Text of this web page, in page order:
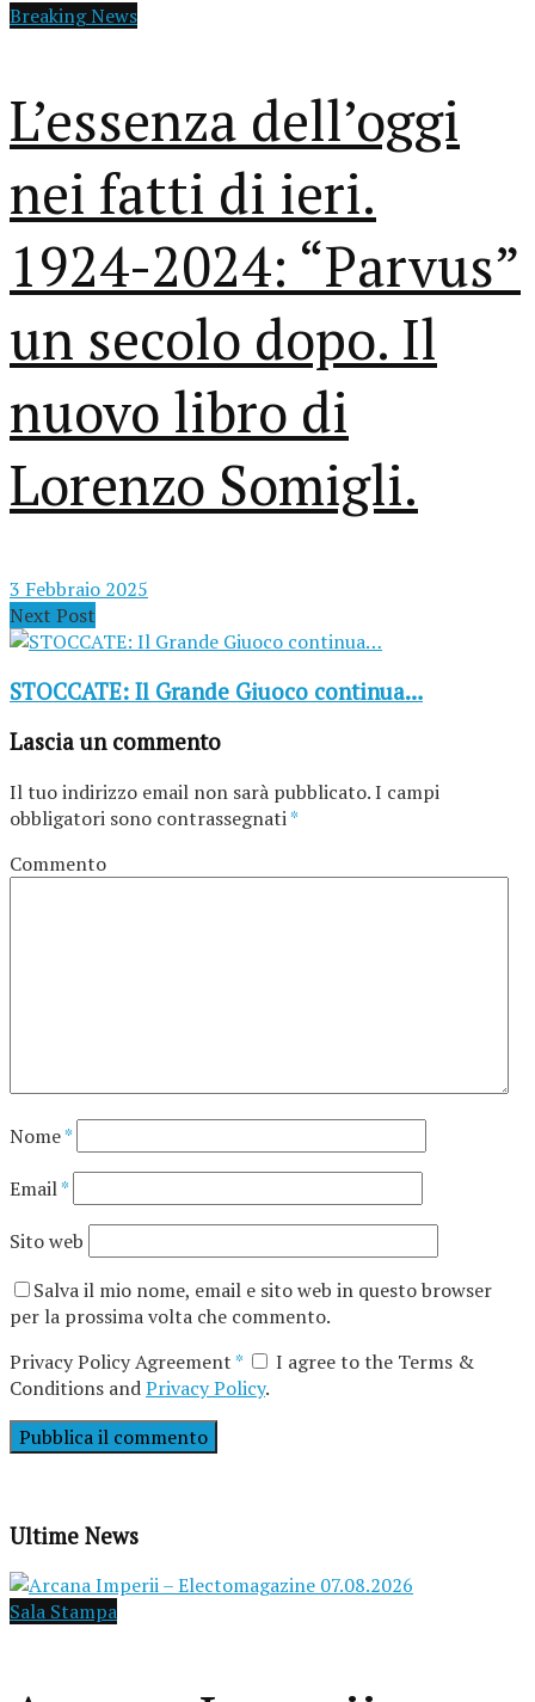
Breaking News
L’essenza dell’oggi
nei fatti di ieri.
1924-2024: “Parvus”
un secolo dopo. Il
nuovo libro di
Lorenzo Somigli.
3 Febbraio 2025
Next Post
STOCCATE: Il Grande Giuoco continua…
Lascia un commento
Il tuo indirizzo email non sarà pubblicato.I campi
obbligatori sono contrassegnati*
Commento
Nome*
Email*
Sito web
Salva il mio nome, email e sito web in questo browser
per la prossima volta che commento.
Privacy Policy Agreement*
I agree to the Terms &
Conditions andPrivacy Policy.
Ultime News
Sala Stampa